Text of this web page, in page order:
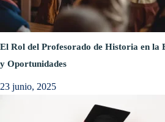
El Rol del Profesorado de Historia en la
y Oportunidades
23 junio, 2025